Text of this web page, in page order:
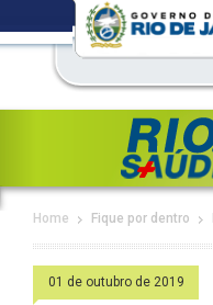
Home Fique por dentro
01 de outubro de 2019